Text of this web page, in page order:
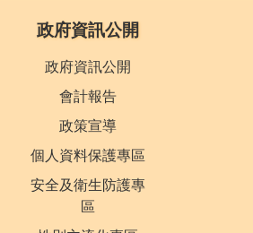
政府資訊公開
政府資訊公開
會計報告
政策宣導
個人資料保護專區
安全及衛生防護專
區